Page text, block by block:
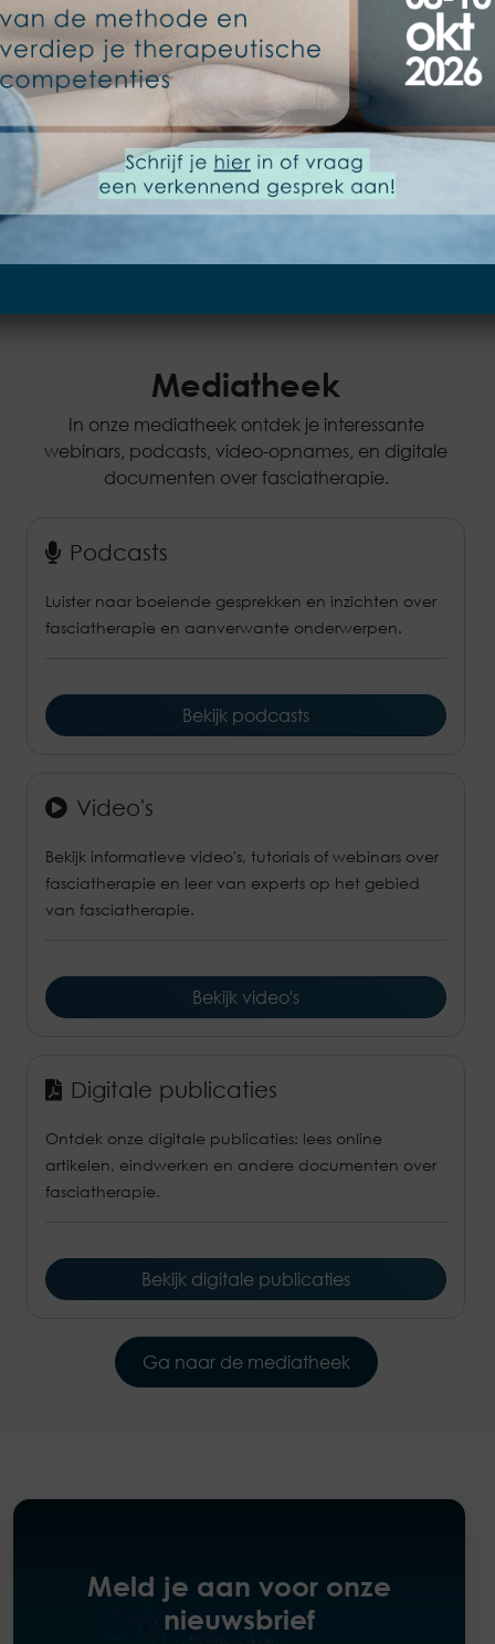
zachtheid van de behandeling. De missing link
tussen lichaam en geest: het bindweefsel. Deze
verbinding is waar fascia om draait. Ontdek de
sleutel tot een betere gezondheid in dit boeiende
boek vol eye-openers.
Boek aanschaffen
Mediatheek
In onze mediatheek ontdek je interessante
webinars, podcasts, video-opnames, en digitale
documenten over fasciatherapie.
Podcasts
Luister naar boeiende gesprekken en inzichten over
fasciatherapie en aanverwante onderwerpen.
Bekijk podcasts
Video's
Bekijk informatieve video's, tutorials of webinars over
fasciatherapie en leer van experts op het gebied
van fasciatherapie.
Bekijk video's
Digitale publicaties
Ontdek onze digitale publicaties: lees online
artikelen, eindwerken en andere documenten over
fasciatherapie.
Bekijk digitale publicaties
Ga naar de mediatheek
Meld je aan voor onze
nieuwsbrief